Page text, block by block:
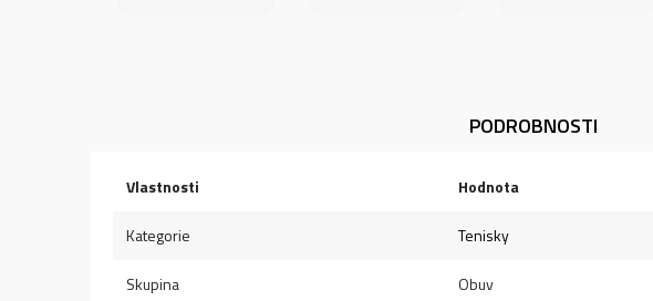
PODROBNOSTI
Vlastnosti Hodnota
Kategorie Tenisky
Skupina Obuv